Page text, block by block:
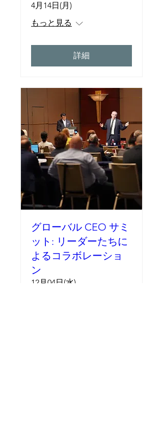
4月14日(月)
もっと見る
詳細
グローバル CEO サミ
ット: リーダーたちに
よるコラボレーショ
ン
12月04日(水)